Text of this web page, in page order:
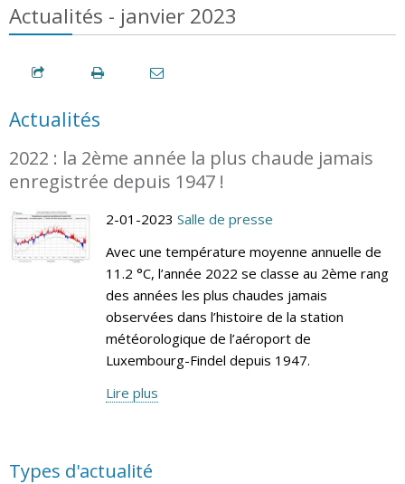
Actualités - janvier 2023
Actualités
2022 : la 2ème année la plus chaude jamais
enregistrée depuis 1947 !
2-01-2023 Salle de presse
Avec une température moyenne annuelle de
11.2 °C, l’année 2022 se classe au 2ème rang
des années les plus chaudes jamais
observées dans l’histoire de la station
météorologique de l’aéroport de
Luxembourg-Findel depuis 1947.
Lire plus
Types d'actualité